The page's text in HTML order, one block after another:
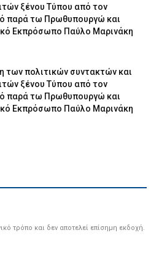
ξένου Τύπου από τον
παρά τω Πρωθυπουργώ και
Εκπρόσωπο Παύλο Μαρινάκη
των πολιτικών συντακτών και
ξένου Τύπου από τον
παρά τω Πρωθυπουργώ και
Εκπρόσωπο Παύλο Μαρινάκη
τρόπο και δεν αποτελεί επίσημη εκδοχή.